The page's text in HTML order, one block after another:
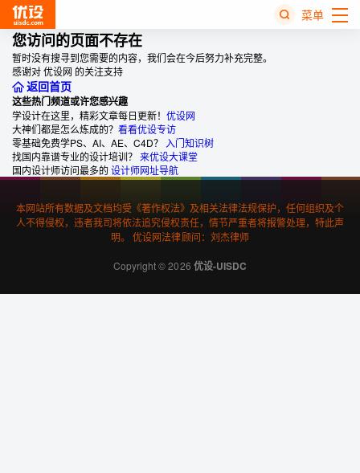
菜单
您访问的页面不存在
暂时没有搜寻到您需要的内容，我们会在今后努力补充完整。
感谢对 优设网 的关注支持
返回首页
这些热门频道或许您感兴趣
学设计在这里，精彩文章每日更新！ 优设网
大神们都是怎么炼成的？ 看看优设专访
零基础免费学PS、AI、AE、C4D？
入门知识树
找国内靠谱专业的设计培训？ 来优设大课堂
国内设计师访问最多的设计师网址导航
本网站所有数据及文档均受《著作权法》及相关法律法规保护，任何组织及个
人不得侵权，违者我司将依法追究侵权责任，情节严重者将报警处理，特此声
明。 优设网法律顾问：刘杰律师
Copyright © 2026 优设-UISDC